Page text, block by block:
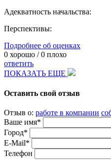
Адекватность начальства:
Перспективы:
Подробнее об оценках
0 хорошо /0 плохо
ответить
ПОКАЗАТЬ ЕЩЕ
Оставить свой отзыв
Отзыв о: работе в компании
Ваше имя*
Город*
E-Mail*
Телефон